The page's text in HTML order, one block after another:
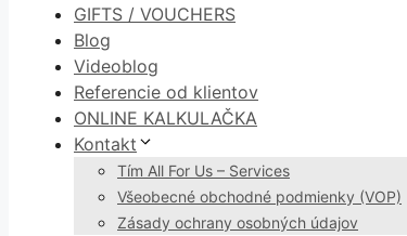
GIFTS / VOUCHERS
Blog
Videoblog
Referencie od klientov
ONLINE KALKULAČKA
Kontakt
Tím All For Us – Services
Všeobecné obchodné podmienky (VOP)
Zásady ochrany osobných údajov